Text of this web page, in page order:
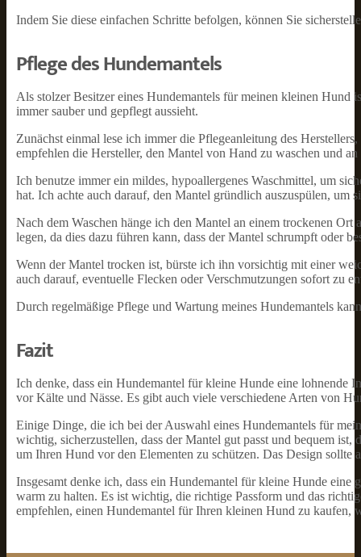
Indem Sie diese einfachen Schritte befolgen, können Sie
Pflege des Hundemantels
Als stolzer Besitzer eines Hundemantels für meinen kleinen Hund
immer sauber und gepflegt aussieht.
Zunächst einmal lese ich immer die Pflegeanleitung des
empfehlen die Hersteller, den Mantel von Hand zu waschen und
Ich benutze immer ein mildes, hypoallergenes Waschmittel, um
hat. Ich achte auch darauf, den Mantel gründlich auszuspülen, um
Nach dem Waschen hänge ich den Mantel an einem trockenen
legen, da dies dazu führen kann, dass der Mantel schrumpft oder
Wenn der Mantel trocken ist, bürste ich ihn vorsichtig mit einer
auch darauf, eventuelle Flecken oder Verschmutzungen sofort zu
Durch regelmäßige Pflege und Wartung meines Hundemantels
Fazit
Ich denke, dass ein Hundemantel für kleine Hunde eine lohnende
vor Kälte und Nässe. Es gibt auch viele verschiedene Arten von
Einige Dinge, die ich bei der Auswahl eines Hundemantels für
wichtig, sicherzustellen, dass der Mantel gut passt und bequem
um Ihren Hund vor den Elementen zu schützen. Das Design
Insgesamt denke ich, dass ein Hundemantel für kleine Hunde
warm zu halten. Es ist wichtig, die richtige Passform und das
empfehlen, einen Hundemantel für Ihren kleinen Hund zu kaufen,